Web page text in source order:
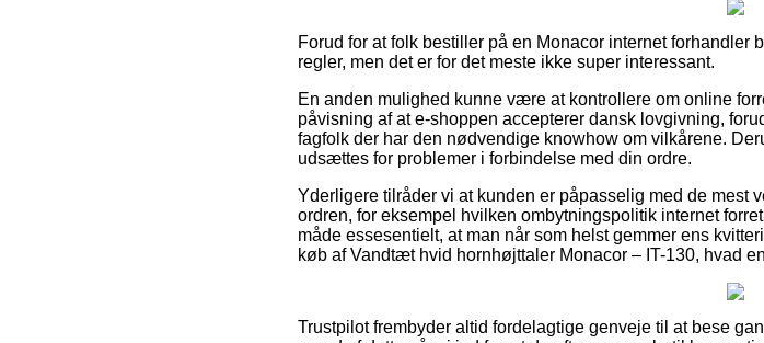
Forud for at folk bestiller på en Monacor internet
regler, men det er for det meste ikke super interessant.
En anden mulighed kunne være at kontrollere om online
påvisning af at e-shoppen accepterer dansk lovgivning,
fagfolk der har den nødvendige knowhow om vilkårene.
udsættes for problemer i forbindelse med din ordre.
Yderligere tilråder vi at kunden er påpasselig med de mest
ordren, for eksempel hvilken ombytningspolitik internet
måde essesentielt, at man når som helst gemmer ens
køb af Vandtæt hvid hornhøjttaler Monacor – IT-130, hvad
Trustpilot frembyder altid fordelagtige genveje til at bese